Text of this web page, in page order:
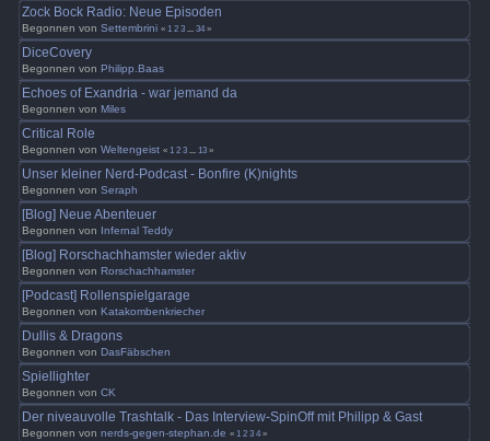
Zock Bock Radio: Neue Episoden
Begonnen vonSettembrini «1 2 3 ...34 »
DiceCovery
Begonnen vonPhilipp.Baas
Echoes of Exandria - war jemand da
Begonnen vonMiles
Critical Role
Begonnen vonWeltengeist «1 2 3 ...13 »
Unser kleiner Nerd-Podcast - Bonfire (K)nights
Begonnen vonSeraph
[Blog] Neue Abenteuer
Begonnen von Infernal Teddy
[Blog] Rorschachhamster wieder aktiv
Begonnen vonRorschachhamster
[Podcast] Rollenspielgarage
Begonnen vonKatakombenkriecher
Dullis & Dragons
Begonnen vonDasFäbschen
Spiellighter
Begonnen vonCK
Der niveauvolle Trashtalk - Das Interview-SpinOff mit Philipp & Gast
Begonnen vonnerds-gegen-stephan.de «1 2 3 4 »